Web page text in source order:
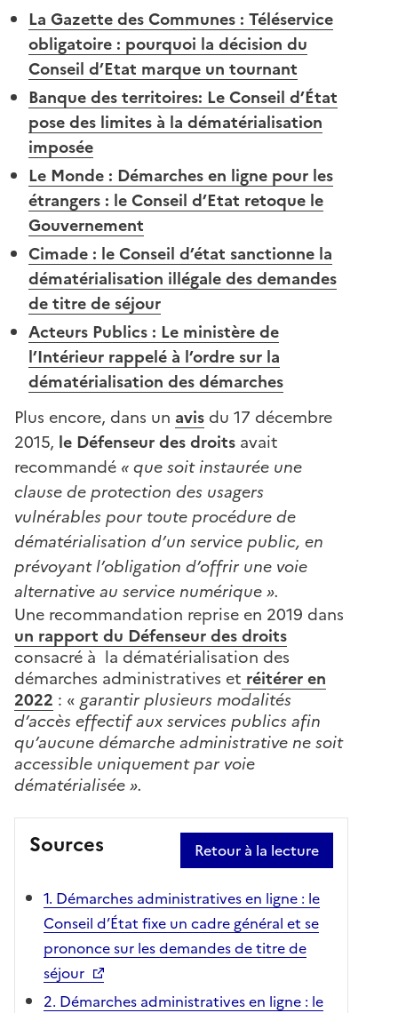
La Gazette des Communes : Téléservice
obligatoire : pourquoi la décision du
Conseil d’Etat marque un tournant
Banque des territoires: Le Conseil d’État
pose des limites à la dématérialisation
imposée
Le Monde : Démarches en ligne pour les
étrangers : le Conseil d’Etat retoque le
Gouvernement
Cimade : le Conseil d’état sanctionne la
dématérialisation illégale des demandes
de titre de séjour
Acteurs Publics : Le ministère de
l’Intérieur rappelé à l’ordre sur la
dématérialisation des démarches
Plus encore, dans un avis du 17 décembre
2015, le Défenseur des droits avait
recommandé « que soit instaurée une
clause de protection des usagers
vulnérables pour toute procédure de
dématérialisation d’un service public, en
prévoyant l’obligation d’offrir une voie
alternative au service numérique ».
Une recommandation reprise en 2019 dans
un rapport du Défenseur des droits
consacré à la dématérialisation des
démarches administratives et réitérer en
2022 : « garantir plusieurs modalités
d’accès effectif aux services publics afin
qu’aucune démarche administrative ne soit
accessible uniquement par voie
dématérialisée ».
Sources Retour à la lecture
1. Démarches administratives en ligne : le
Conseil d’État fixe un cadre général et se
prononce sur les demandes de titre de
séjour
2. Démarches administratives en ligne : le